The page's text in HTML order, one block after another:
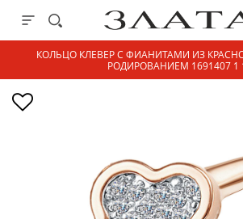
КОЛЬЦО КЛЕВЕР С ФИАНИТАМИ ИЗ
РОДИРОВАНИЕМ 1691407 1